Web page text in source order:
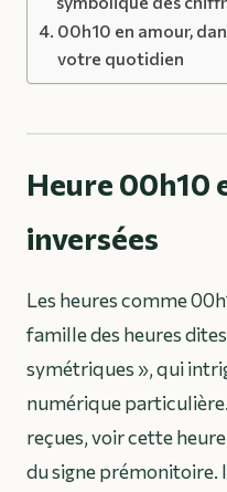
00h10 en amour,
votre quotidien
Heure 00h10
inversées
Les heures comme
famille des heures
symétriques », qui
numérique
reçues, voir cette
du signe prémonitoire.